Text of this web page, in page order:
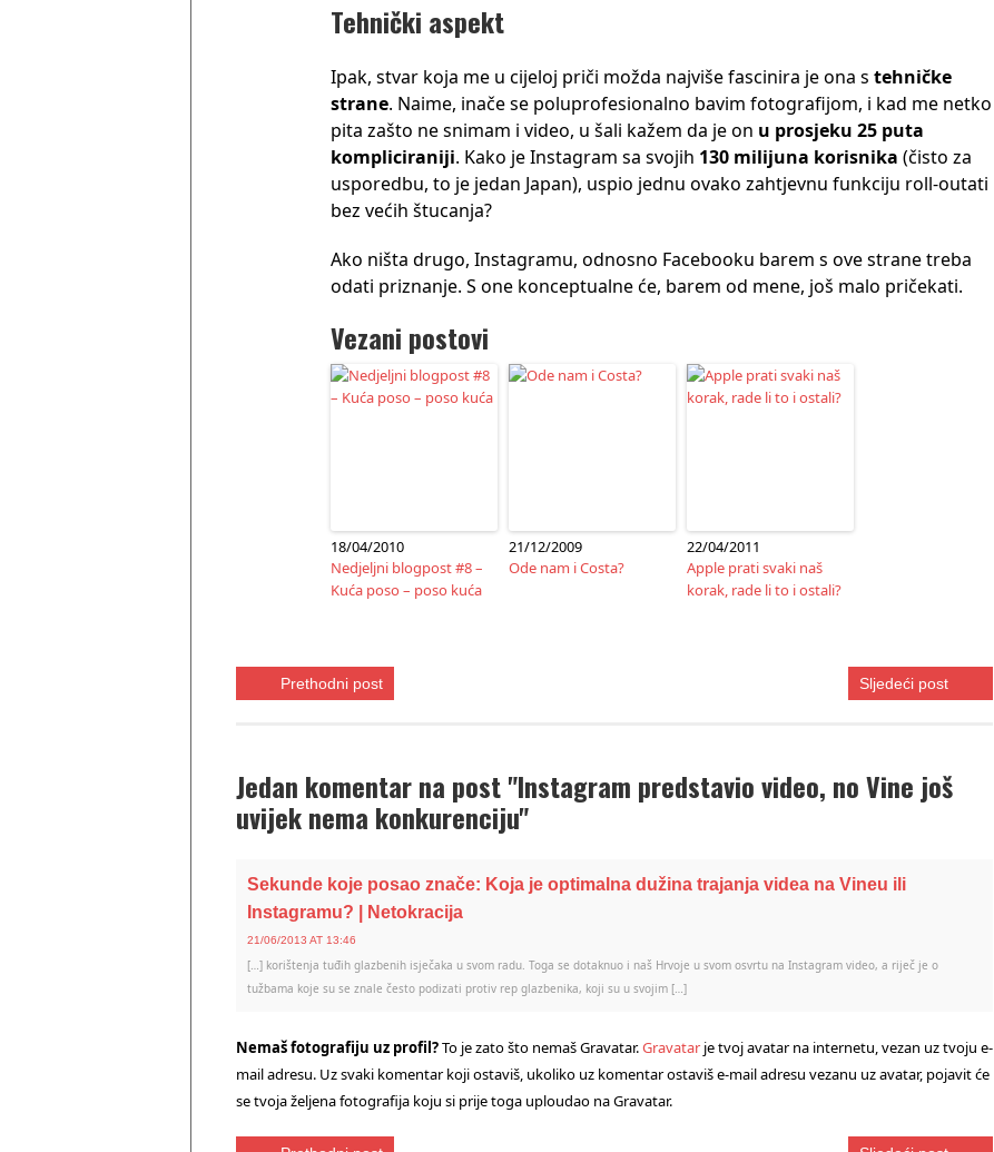
Tehnički aspekt
Ipak, stvar koja me u cijeloj priči možda najviše fascinira je ona s tehničke
strane. Naime, inače se poluprofesionalno bavim fotografijom, i kad me netko
pita zašto ne snimam i video, u šali kažem da je on u prosjeku 25 puta
kompliciraniji. Kako je Instagram sa svojih 130 milijuna korisnika (čisto za
usporedbu, to je jedan Japan), uspio jednu ovako zahtjevnu funkciju roll-outati
bez većih štucanja?
Ako ništa drugo, Instagramu, odnosno Facebooku barem s ove strane treba
odati priznanje. S one konceptualne će, barem od mene, još malo pričekati.
Vezani postovi
18/04/2010
Nedjeljni blogpost #8 –
Kuća poso – poso kuća
21/12/2009
Ode nam i Costa?
22/04/2011
Apple prati svaki naš
korak, rade li to i ostali?
Prethodni post Sljedeći post
Jedan komentar na post "Instagram predstavio video, no Vine još
uvijek nema konkurenciju"
Sekunde koje posao znače: Koja je optimalna dužina trajanja videa na Vineu ili
Instagramu? | Netokracija
21/06/2013 AT 13:46
[…] korištenja tuđih glazbenih isječaka u svom radu. Toga se dotaknuo i naš Hrvoje u svom osvrtu na Instagram video, a riječ je o
tužbama koje su se znale često podizati protiv rep glazbenika, koji su u svojim […]
Nemaš fotografiju uz profil?To je zato što nemaš Gravatar.Gravatar je tvoj avatar na internetu, vezan uz tvoju e-
mail adresu. Uz svaki komentar koji ostaviš, ukoliko uz komentar ostaviš e-mail adresu vezanu uz avatar, pojavit će
se tvoja željena fotografija koju si prije toga uploudao na Gravatar.